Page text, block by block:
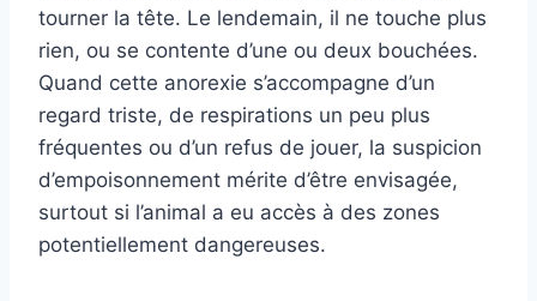
tourner la tête. Le lendemain, il ne touche plus
rien, ou se contente d’une ou deux bouchées.
Quand cette anorexie s’accompagne d’un
regard triste, de respirations un peu plus
fréquentes ou d’un refus de jouer, la suspicion
d’empoisonnement mérite d’être envisagée,
surtout si l’animal a eu accès à des zones
potentiellement dangereuses.